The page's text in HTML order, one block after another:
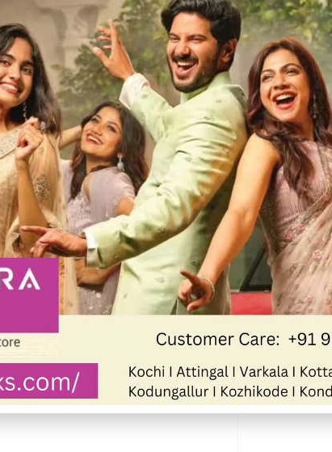
മുനിസിപ്പൽ പാർക്കിൽ
ഉദ്ഘാടനം
ആർ രാജു,ആറ്റിങ്ങൽ
സി
എസ്
Next